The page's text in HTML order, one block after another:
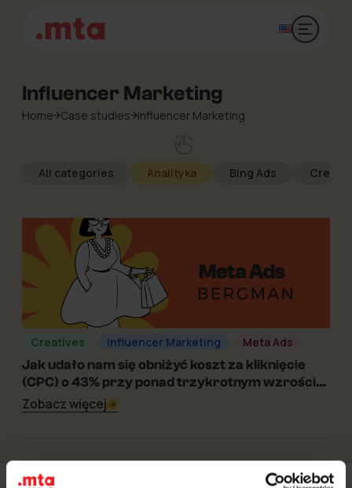
Otwórz
Influencer Marketing
Home Case studies Influencer Marketing
All categories Analityka Bing Ads
Creatives Influencer Marketing
Meta Ads
01-07-2025
Jak udało nam się obniżyć koszt za kliknięcie
(CPC) o 43% przy ponad trzykrotnym wzroście
zasięgu kampanii dla Bergman w branży
optycznej?
Zobacz więcej